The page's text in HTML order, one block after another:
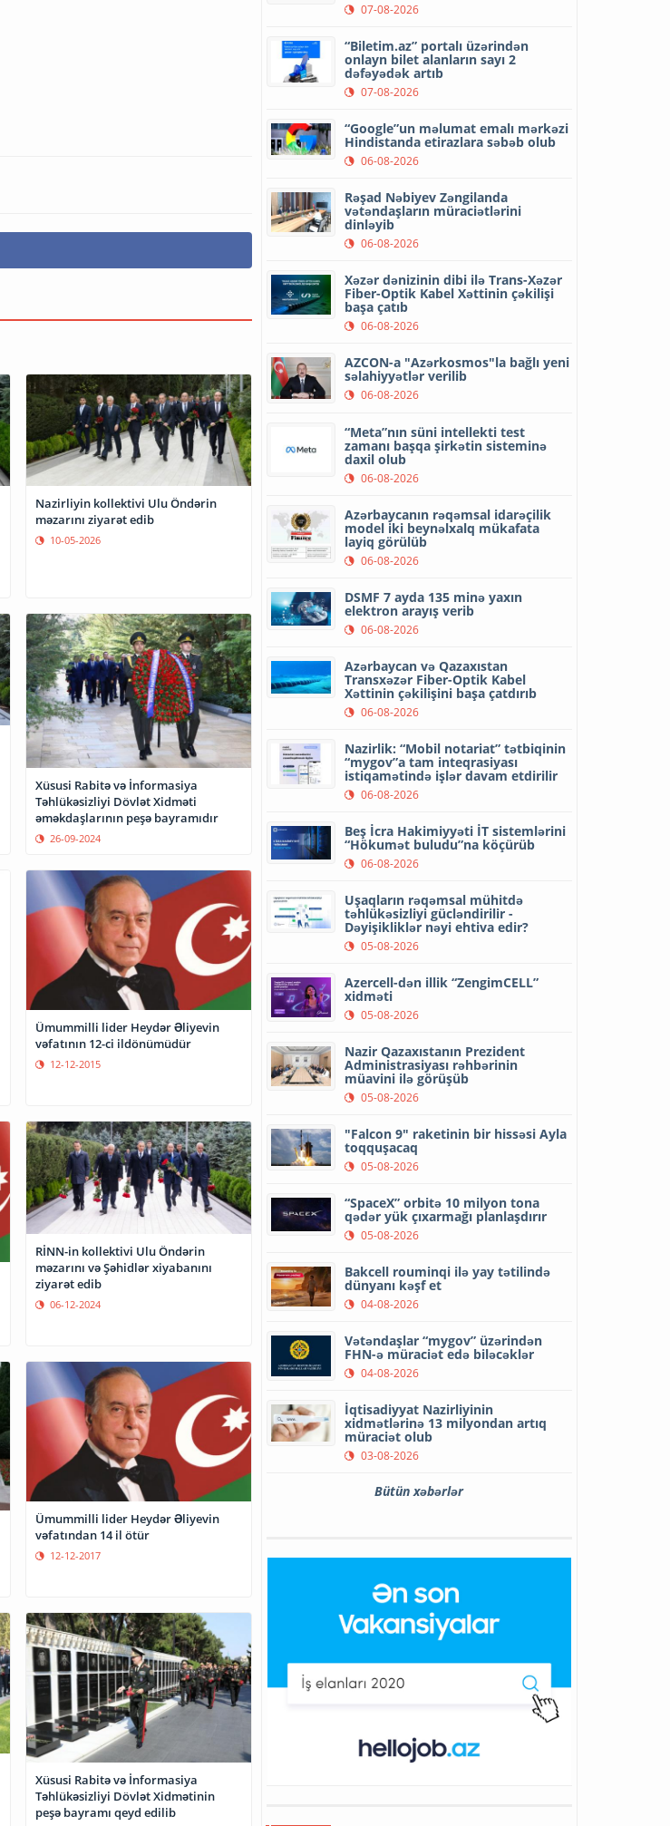
Nazirliyin kollektivi Ulu Öndərin
məzarını ziyarət edib
10-05-2026
Xüsusi Rabitə və İnformasiya
Təhlükəsizliyi Dövlət Xidməti
əməkdaşlarının peşə bayramıdır
26-09-2024
Ümummilli lider Heydər Əliyevin
vəfatının 12-ci ildönümüdür
12-12-2015
RİNN-in kollektivi Ulu Öndərin
məzarını və Şəhidlər xiyabanını
ziyarət edib
06-12-2024
Ümummilli lider Heydər Əliyevin
vəfatından 14 il ötür
12-12-2017
Xüsusi Rabitə və İnformasiya
Təhlükəsizliyi Dövlət Xidmətinin
peşə bayramı qeyd edilib
07-08-2026
“Biletim.az” portalı üzərindən
onlayn bilet alanların sayı 2
dəfəyədək artıb
07-08-2026
“Google”un məlumat emalı mərkəzi
Hindistanda etirazlara səbəb olub
06-08-2026
Rəşad Nəbiyev Zəngilanda
vətəndaşların müraciətlərini
dinləyib
06-08-2026
Xəzər dənizinin dibi ilə Trans-Xəzər
Fiber-Optik Kabel Xəttinin çəkilişi
başa çatıb
06-08-2026
AZCON-a "Azərkosmos"la bağlı yeni
səlahiyyətlər verilib
06-08-2026
“Meta”nın süni intellekti test
zamanı başqa şirkətin sisteminə
daxil olub
06-08-2026
Azərbaycanın rəqəmsal idarəçilik
model iki beynəlxalq mükafata
layiq görülüb
06-08-2026
DSMF 7 ayda 135 minə yaxın
elektron arayış verib
06-08-2026
Azərbaycan və Qazaxıstan
Transxəzər Fiber-Optik Kabel
Xəttinin çəkilişini başa çatdırıb
06-08-2026
Nazirlik: “Mobil notariat” tətbiqinin
“mygov”a tam inteqrasiyası
istiqamətində işlər davam etdirilir
06-08-2026
Beş İcra Hakimiyyəti İT sistemlərini
“Hökumət buludu”na köçürüb
06-08-2026
Uşaqların rəqəmsal mühitdə
təhlükəsizliyi gücləndirilir -
Dəyişikliklər nəyi ehtiva edir?
05-08-2026
Azercell-dən illik “ZengimCELL”
xidməti
05-08-2026
Nazir Qazaxıstanın Prezident
Administrasiyası rəhbərinin
müavini ilə görüşüb
05-08-2026
"Falcon 9" raketinin bir hissəsi Ayla
toqquşacaq
05-08-2026
“SpaceX” orbitə 10 milyon tona
qədər yük çıxarmağı planlaşdırır
05-08-2026
Bakcell rouminqi ilə yay tətilində
dünyanı kəşf et
04-08-2026
Vətəndaşlar “mygov” üzərindən
FHN-ə müraciət edə biləcəklər
04-08-2026
İqtisadiyyat Nazirliyinin
xidmətlərinə 13 milyondan artıq
müraciət olub
03-08-2026
Bütün xəbərlər